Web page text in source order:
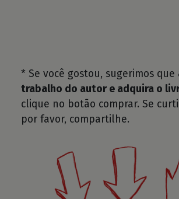
* Se você gostou, sugerimos que
trabalho do autor e adquira o
clique no botão comprar. Se
por favor, compartilhe.